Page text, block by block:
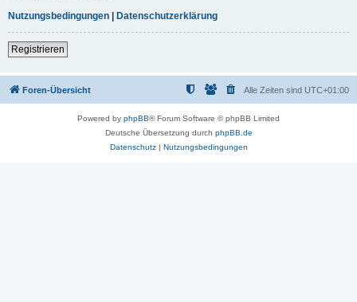
Nutzungsbedingungen | Datenschutzerklärung
Registrieren
Foren-Übersicht Alle Zeiten sind UTC+01:00
Powered by phpBB® Forum Software © phpBB Limited
Deutsche Übersetzung durch phpBB.de
Datenschutz| Nutzungsbedingungen